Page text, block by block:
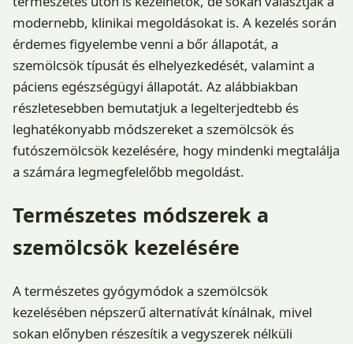
modernebb, klinikai megoldásokat is. A kezelés során
érdemes figyelembe venni a bőr állapotát, a
szemölcsök típusát és elhelyezkedését, valamint a
páciens egészségügyi állapotát. Az alábbiakban
részletesebben bemutatjuk a legelterjedtebb és
leghatékonyabb módszereket a szemölcsök és
futószemölcsök kezelésére, hogy mindenki megtalálja
a számára legmegfelelőbb megoldást.
Természetes módszerek a
szemölcsök kezelésére
A természetes gyógymódok a szemölcsök
kezelésében népszerű alternatívát kínálnak, mivel
sokan előnyben részesítik a vegyszerek nélküli